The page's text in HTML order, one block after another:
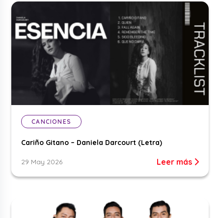
CANCIONES
Cariño Gitano – Daniela Darcourt (Letra)
29 May 2026 Leer más